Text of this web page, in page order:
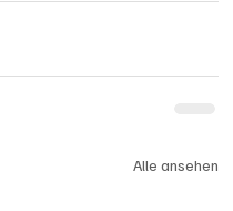
Alle ansehen